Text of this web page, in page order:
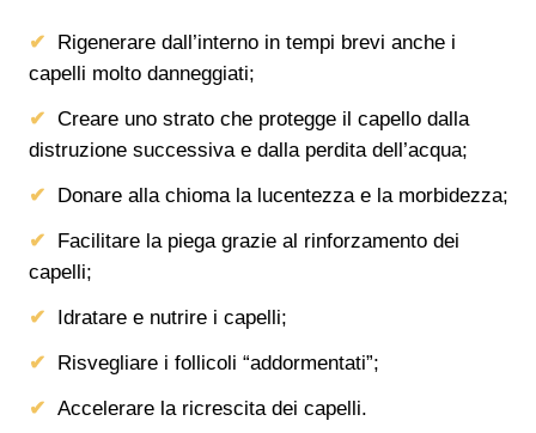
Rigenerare dall’interno in tempi brevi anche i
capelli molto danneggiati;
Creare uno strato che protegge il capello dalla
distruzione successiva e dalla perdita dell’acqua;
Donare alla chioma la lucentezza e la morbidezza;
Facilitare la piega grazie al rinforzamento dei
capelli;
Idratare e nutrire i capelli;
Risvegliare i follicoli “addormentati”;
Accelerare la ricrescita dei capelli.